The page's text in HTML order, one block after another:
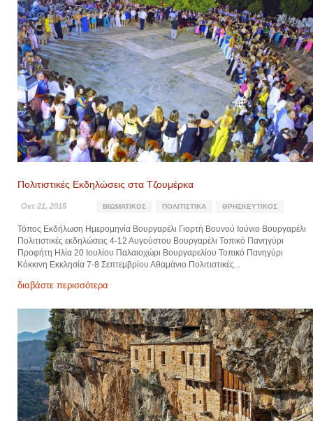
Πολιτιστικές Εκδηλώσεις στα Τζουμέρκα
Οκτ 21, 2015 ΒΙΩΜΑΤΙΚΌΣ ΠΟΛΙΤΙΣΤΙΚΆ ΘΡΗΣΚΕΥΤΙΚΌΣ
Τόπος Εκδήλωση Ημερομηνία Βουργαρέλι Γιορτή Βουνού Ιούνιο Βουργαρέλι
Πολιτιστικές εκδηλώσεις 4-12 Αυγούστου Βουργαρέλι Τοπικό Πανηγύρι
Προφήτη Ηλία 20 Ιουλίου Παλαιοχώρι Βουργαρελίου Τοπικό Πανηγύρι
Κόκκινη Εκκλησία 7-8 Σεπτεμβρίου Αθαμάνιο Πολιτιστικές...
διαβάστε περισσότερα